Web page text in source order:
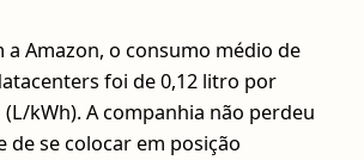
a Amazon, o consumo médio de
foi de 0,12 litro por
kWh). A companhia não perdeu
de se colocar em posição